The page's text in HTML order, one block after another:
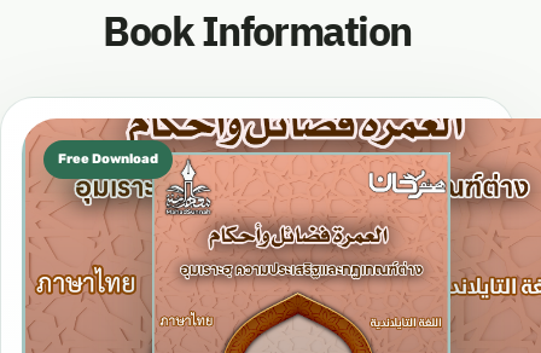
Book Information
Free Download